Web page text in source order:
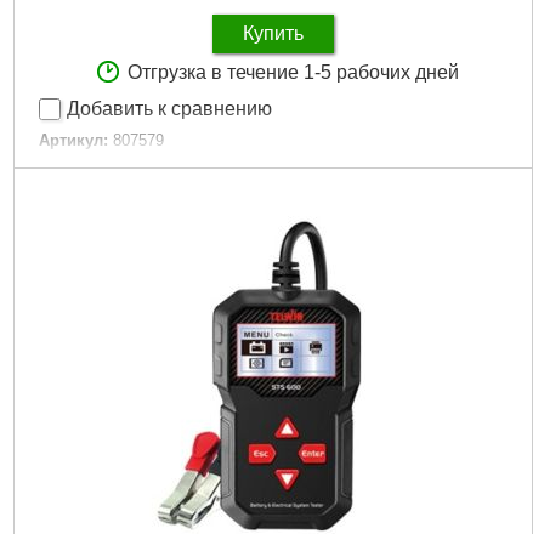
Купить
Отгрузка в течение 1-5 рабочих дней
Добавить к сравнению
Артикул: 807579
Код товара: 29.09.33
Подробнее...